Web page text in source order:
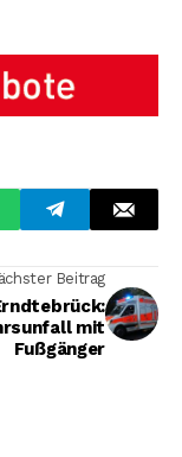
Beitrag
mit
Fußgänger